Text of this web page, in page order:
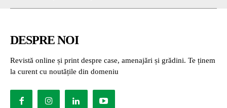
DESPRE NOI
Revistă online și print despre case, amenajări și grădini. Te ținem
la curent cu noutățile din domeniu